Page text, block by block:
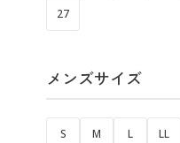
27
メンズサイズ
S M L LL